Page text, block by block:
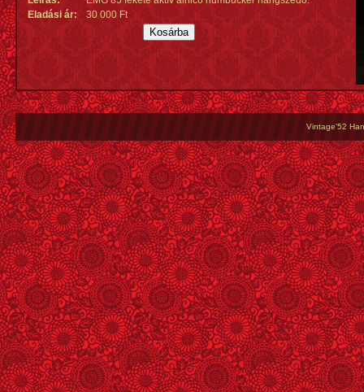
Eladási ár:
30 000 Ft
Vintage'52